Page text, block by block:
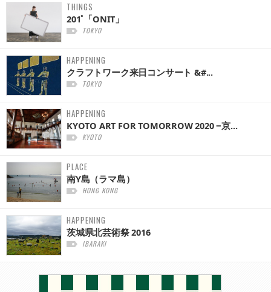
THINGS
201˚「ONIT」
TOKYO
HAPPENING
クラフトワーク来日コンサート &#...
TOKYO
HAPPENING
KYOTO ART FOR TOMORROW 2020 −京...
KYOTO
PLACE
南Y島（ラマ島）
HONG KONG
HAPPENING
茨城県北芸術祭 2016
IBARAKI